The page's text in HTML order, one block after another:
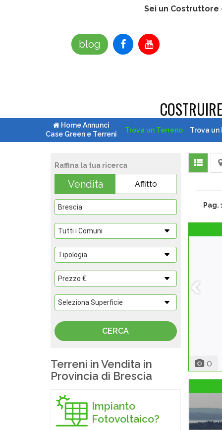
Sei un
blog
COSTRUIRE
Home Annunci
Case Green e Terreni
Trova un Terreno Trova un
Raffina la tua ricerca
Vendita Affitto
Terreni in Vendita in
Provincia di Brescia
Impianto
Fotovoltaico?
Pag.
0